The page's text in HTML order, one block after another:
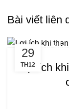
Bài viết liên
29
TH12
THU MUA MÀN
Lợi ích